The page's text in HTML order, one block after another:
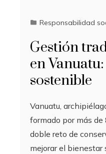
Responsabilidad
Gestión
en
sostenible
Vanuatu,
formado por más
doble reto de
mejorar el bienestar